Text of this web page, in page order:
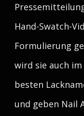
Hand-Swatch-
Formulierung
wird sie auch
besten
und geben Nail